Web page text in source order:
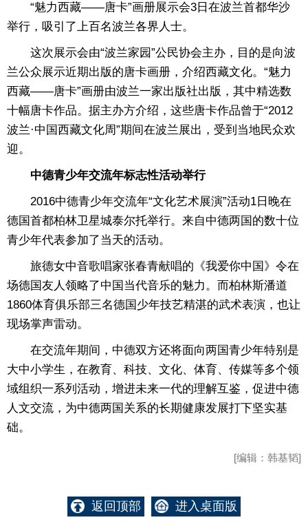
“魅力西藏——唐卡”画册展示会3日在波兰首都华沙
举行，吸引了上百名波兰各界人士。
这次展示会由“波兰家园”公民协会主办，目的是向波
兰公众展示近期出版的唐卡画册，介绍西藏文化。“魅力
西藏——唐卡”画册由波兰一家出版社出版，其中精选数
十幅唐卡作品。据主办方介绍，这些唐卡作品曾于“2012
波兰·中国西藏文化周”期间在波兰展出，受到当地民众欢
迎。
中德青少年交流年标志性活动举行
2016中德青少年交流年“文化艺术展演”活动1日晚在
德国首都柏林卫星城泰尔托举行。来自中德两国的数十位
青少年代表参加了当天的活动。
旅德女中音歌唱家张春青献唱的《我爱你中国》令在
场德国友人领略了中国当代音乐的魅力。而柏林斯潘道
1860体育俱乐部三名德国少年技艺精湛的武术表演，也让
现场掌声雷动。
在交流年期间，中德双方还将面向两国青少年特别是
大中小学生，在教育、科技、文化、体育、传媒等多个领
域组织一系列活动，增进未来一代的理解互鉴，促进中德
人文交流，为中德两国关系的长期健康发展打下坚实基
础。
[编辑：韩基韬]
返回顶部 进入桌面版